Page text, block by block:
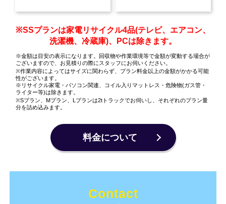
※SSプランは家電リサイクル4品(テレビ、エアコン、
洗濯機、冷蔵庫)、PCは除きます。
※金額は目安の表示になります。回収物や作業環境等で金額が変動する場合が
ございますので、お見積りの際にスタッフにお伺いください。
※作業内容によってはサイズに関わらず、プラン料金以上の金額がかかる可能
性がございます。
※リサイクル家電・パソコン関連、コイル入りマットレス・危険物(ガス管・
ライター等)は除きます。
※Sプラン、Mプラン、Lプランは2tトラックでお伺いし、それぞれのプラン量
分を詰め込みます。
料金について
Contact